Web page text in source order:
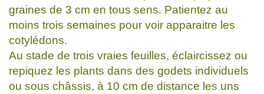
graines de 3 cm en tous sens. Patientez au
moins trois semaines pour voir apparaitre les
cotylédons.
Au stade de trois vraies feuilles, éclaircissez ou
repiquez les plants dans des godets individuels
ou sous châssis, à 10 cm de distance les uns